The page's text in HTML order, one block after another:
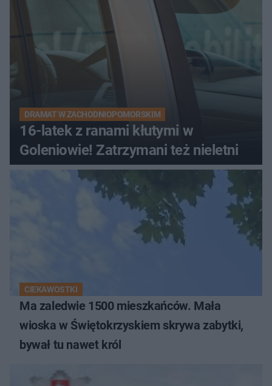
DRAMAT W ZACHODNIOPOMORSKIM
16-latek z ranami kłutymi w
Goleniowie! Zatrzymani też nieletni
CIEKAWOSTKI
Ma zaledwie 1500 mieszkańców. Mała
wioska w Świętokrzyskiem skrywa zabytki,
bywał tu nawet król